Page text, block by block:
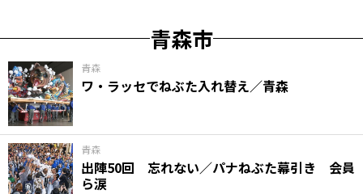
青森市
青森
ワ・ラッセでねぶた入れ替え／青森
青森
出陣50回 忘れない／パナねぶた幕引き 会員
ら涙